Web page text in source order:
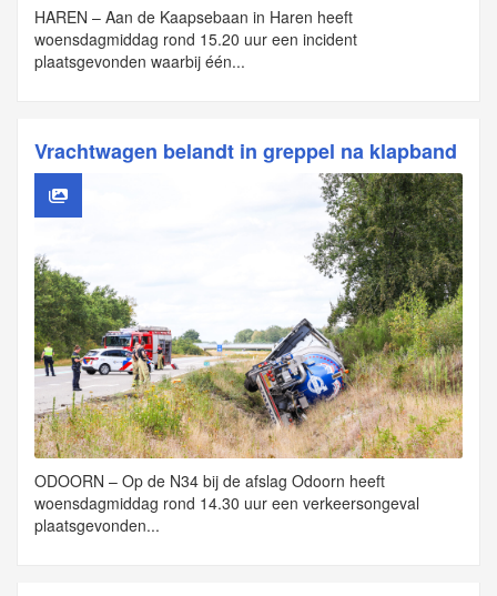
HAREN – Aan de Kaapsebaan in Haren heeft
woensdagmiddag rond 15.20 uur een incident
plaatsgevonden waarbij één...
Vrachtwagen belandt in greppel na klapband
ODOORN – Op de N34 bij de afslag Odoorn heeft
woensdagmiddag rond 14.30 uur een verkeersongeval
plaatsgevonden...